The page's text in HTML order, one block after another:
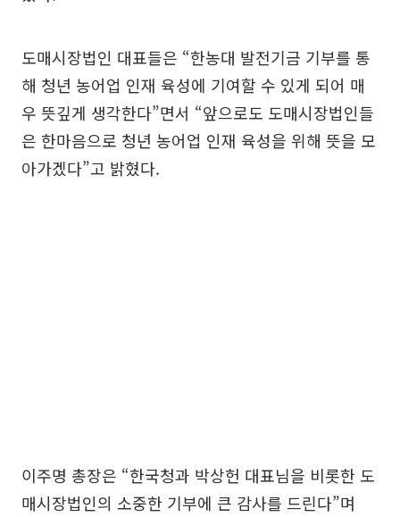
도매시장법인 대표들은 “한농대 발전기금 기부를 통
해 청년 농어업 인재 육성에 기여할 수 있게 되어 매
우 뜻깊게 생각한다”면서 “앞으로도 도매시장법인들
은 한마음으로 청년 농어업 인재 육성을 위해 뜻을 모
아가겠다”고 밝혔다.
이주명 총장은 “한국청과 박상헌 대표님을 비롯한 도
매시장법인의 소중한 기부에 큰 감사를 드린다”며